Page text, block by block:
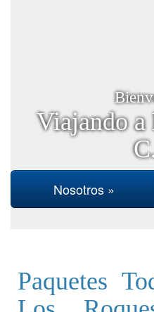
Viajando a
Nosotros »
Paquetes